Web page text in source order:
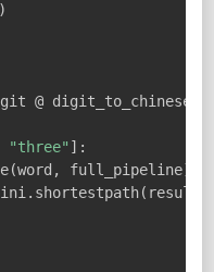
)
@ digit_to_chinese
"three" ] :
(word , full_pipeline)
. shortestpath( result